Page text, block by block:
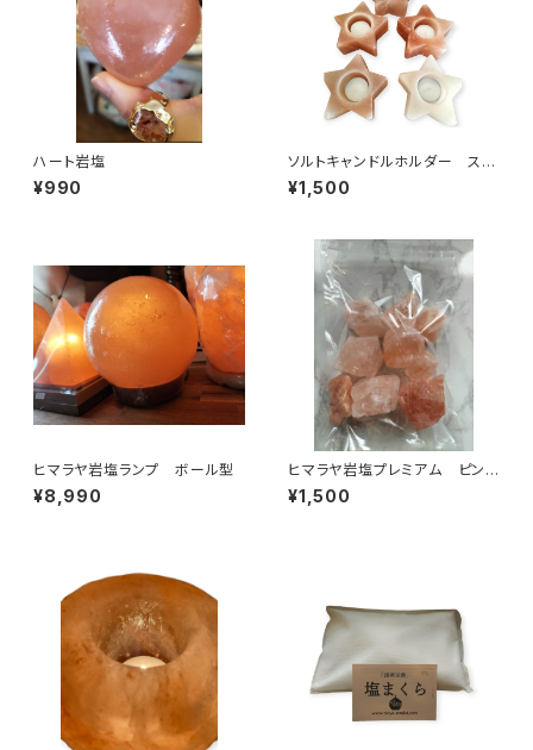
ハート岩塩
¥990
ソルトキャンドルホルダー スタ
ー型
¥1,500
ヒマラヤ岩塩ランプ ボール型
¥8,990
ヒマラヤ岩塩プレミアム ピンク
ブロック〈ランダム〉1㎏
¥1,500